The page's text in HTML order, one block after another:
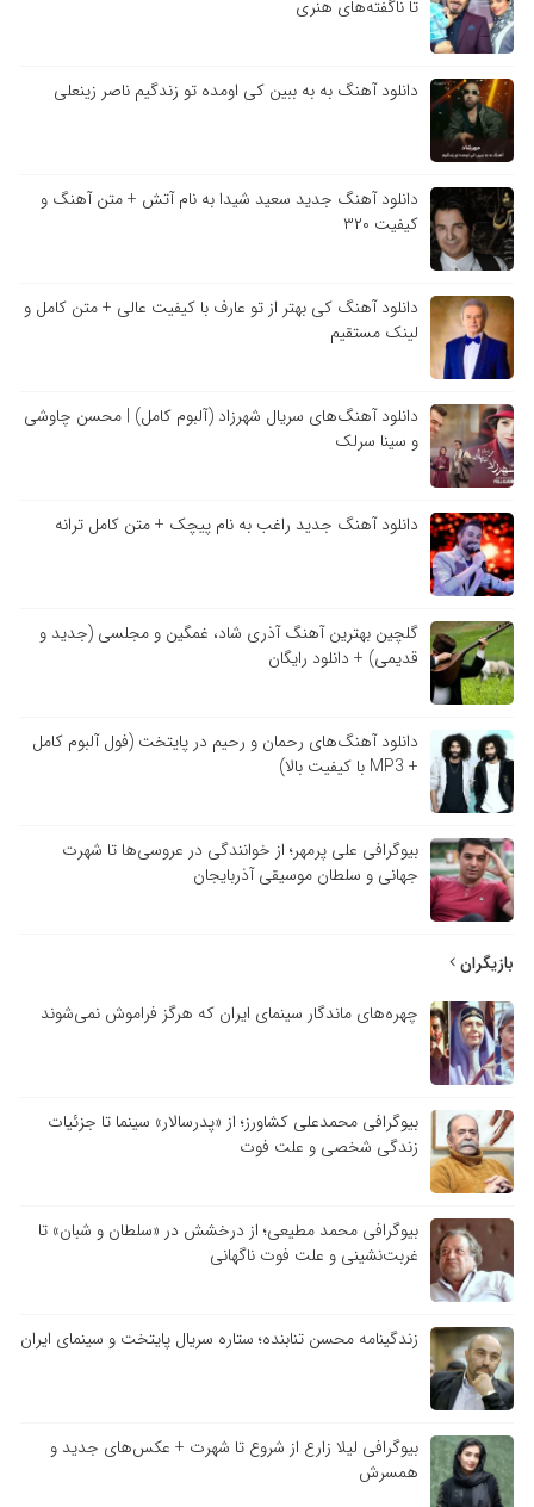
تا ناگفته‌های هنری
دانلود آهنگ به به ببین کی اومده تو زندگیم ناصر زینعلی
دانلود آهنگ جدید سعید شیدا به نام آتش + متن آهنگ و
کیفیت ۳۲۰
دانلود آهنگ کی بهتر از تو عارف با کیفیت عالی + متن کامل و
لینک مستقیم
دانلود آهنگ‌های سریال شهرزاد (آلبوم کامل) | محسن چاوشی
و سینا سرلک
دانلود آهنگ جدید راغب به نام پیچک + متن کامل ترانه
گلچین بهترین آهنگ آذری شاد، غمگین و مجلسی (جدید و
قدیمی) + دانلود رایگان
دانلود آهنگ‌های رحمان و رحیم در پایتخت (فول آلبوم کامل
+ MP3 با کیفیت بالا)
بیوگرافی علی پرمهر؛ از خوانندگی در عروسی‌ها تا شهرت
جهانی و سلطان موسیقی آذربایجان
بازیگران
چهره‌های ماندگار سینمای ایران که هرگز فراموش نمی‌شوند
بیوگرافی محمدعلی کشاورز؛ از «پدرسالار» سینما تا جزئیات
زندگی شخصی و علت فوت
بیوگرافی محمد مطیعی؛ از درخشش در «سلطان و شبان» تا
غربت‌نشینی و علت فوت ناگهانی
زندگینامه محسن تنابنده؛ ستاره سریال پایتخت و سینمای ایران
بیوگرافی لیلا زارع از شروع تا شهرت + عکس‌های جدید و
همسرش